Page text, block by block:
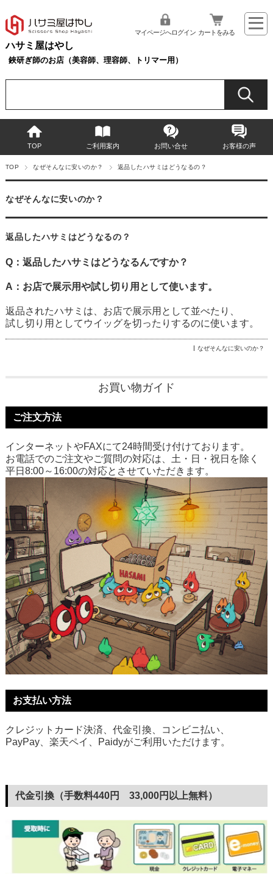
ハサミ屋はやし
鋏研ぎ師のお店（美容師、理容師、トリマー用）
マイページへログイン カートをみる
TOP ご利用案内 お問い合せ お客様の声
TOP なぜそんなに安いのか？ 返品したハサミはどうなるの？
なぜそんなに安いのか？
返品したハサミはどうなるの？
Q：返品したハサミはどうなるんですか？
A：お店で展示用や試し切り用として使います。
返品されたハサミは、お店で展示用として並べたり、
試し切り用としてウイッグを切ったりするのに使います。
なぜそんなに安いのか？
お買い物ガイド
ご注文方法
インターネットやFAXにて24時間受け付けております。
お電話でのご注文やご質問の対応は、土・日・祝日を除く
平日8:00～16:00の対応とさせていただきます。
お支払い方法
クレジットカード決済、代金引換、コンビニ払い、
PayPay、楽天ペイ、Paidyがご利用いただけます。
代金引換（手数料440円 33,000円以上無料）